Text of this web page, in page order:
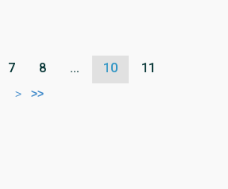
7 8 ... 10
11
> >>